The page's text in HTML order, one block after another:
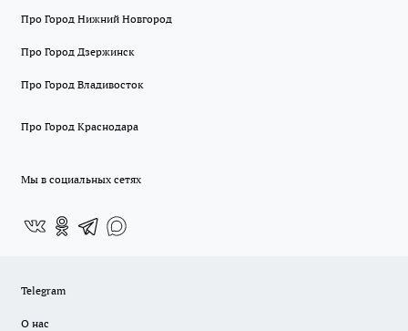
Про Город Нижний Новгород
Про Город Дзержинск
Про Город Владивосток
Про Город Краснодара
Мы в социальных сетях
Telegram
О нас